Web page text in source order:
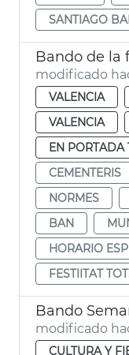
SANTIAGO
modificado
VALENCIA
VALENCIA
EN PORTADA
CEMENTERIS
NORMES
BAN
HORARIO
FESTIITAT
modificado
CULTURA Y